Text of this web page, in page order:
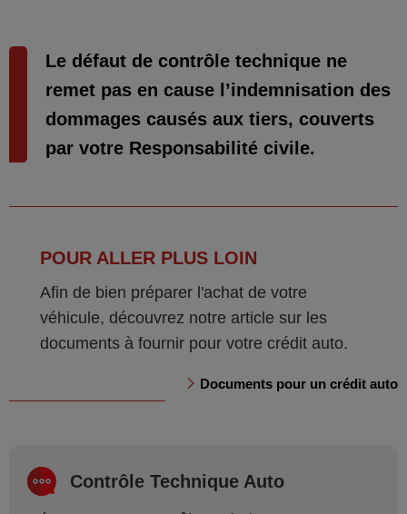
Le défaut de contrôle technique ne
remet pas en cause l’indemnisation des
dommages causés aux tiers, couverts
par votre Responsabilité civile.
POUR ALLER PLUS LOIN
Afin de bien préparer l'achat de votre
véhicule, découvrez notre article sur les
documents à fournir pour votre crédit auto.
Documents pour un crédit auto
Contrôle Technique Auto